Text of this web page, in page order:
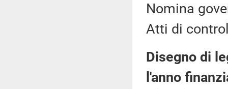
Nomina
Atti di
Disegno di
l'anno